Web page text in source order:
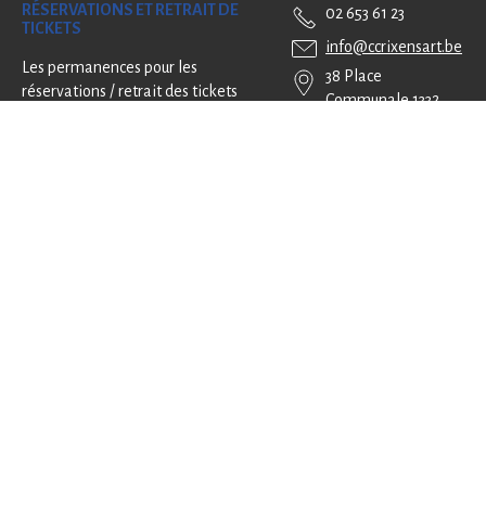
RÉSERVATIONS ET RETRAIT DE
TICKETS
Les permanences pour les
réservations / retrait des tickets
02 653 61 23
info@ccrixensart.be
38 Place
Communale 1332